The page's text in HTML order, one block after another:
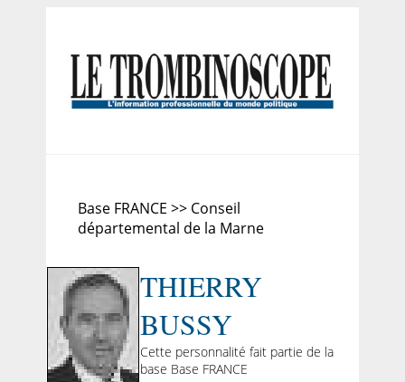
Base FRANCE >> Conseil
départemental de la Marne
THIERRY
BUSSY
Cette personnalité fait partie de la
base Base FRANCE